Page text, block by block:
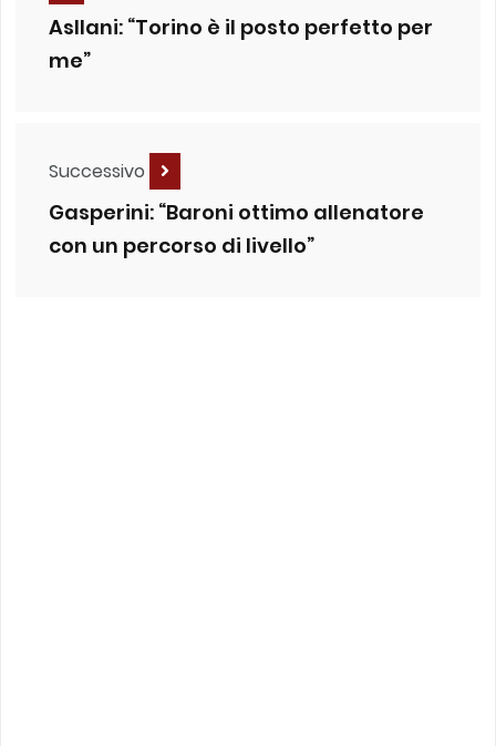
Asllani: “Torino è il posto perfetto per
me”
Successivo
Gasperini: “Baroni ottimo allenatore
con un percorso di livello”